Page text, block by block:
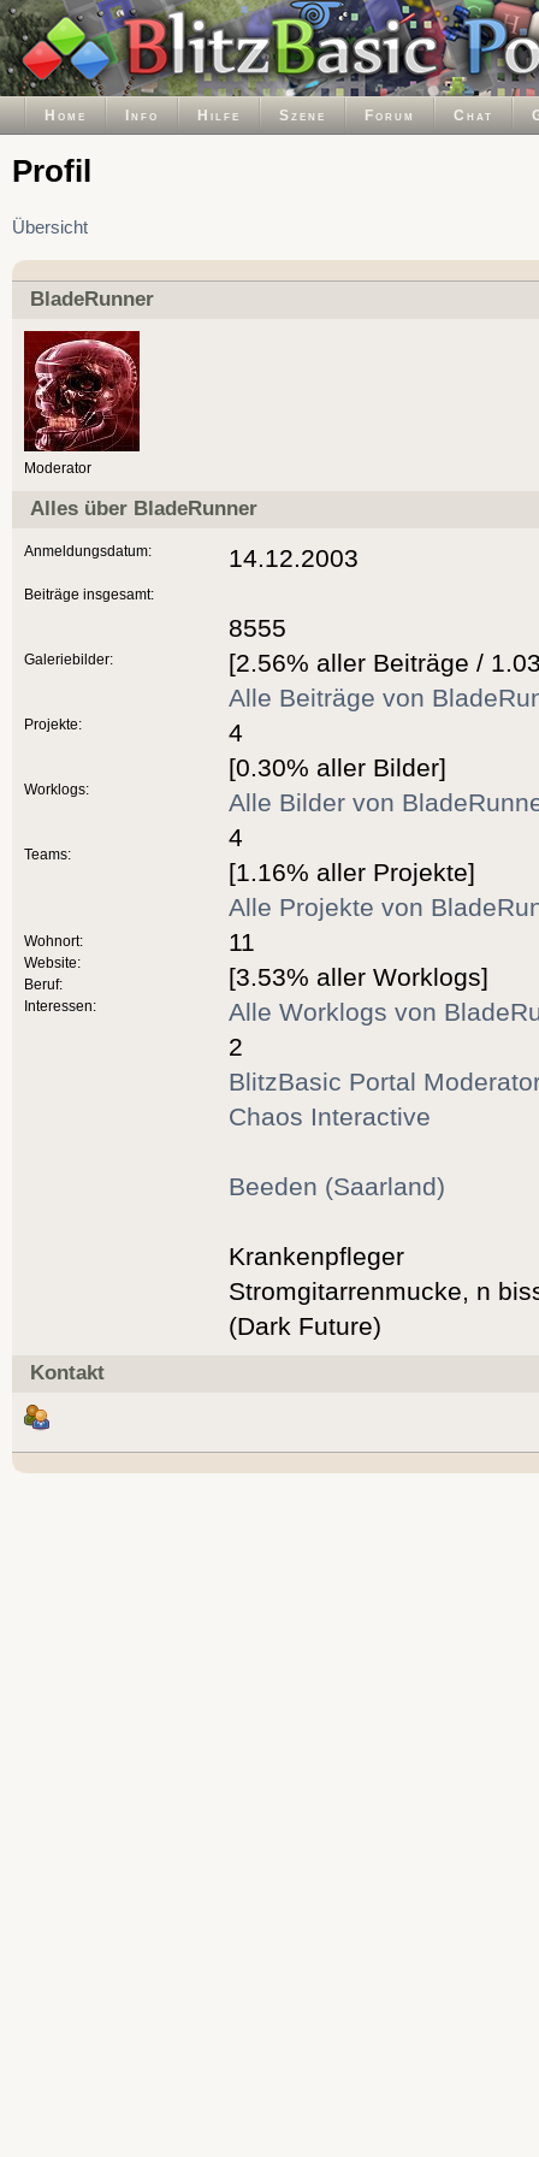
Home Info Hilfe Szene Forum Chat
Profil
Übersicht
BladeRunner
Moderator
Alles über BladeRunner
Anmeldungsdatum:
Beiträge insgesamt:
Galeriebilder:
Projekte:
Worklogs:
Teams:
Wohnort:
Website:
Beruf:
Interessen:
14.12.2003
8555
[2.56% aller Beiträge /
Alle Beiträge von
4
[0.30% aller Bilder]
Alle Bilder von
4
[1.16% aller Projekte]
Alle Projekte von
11
[3.53% aller Worklogs]
Alle Worklogs von
2
BlitzBasic Portal
Chaos Interactive
Beeden (Saarland)
Krankenpfleger
Stromgitarrenmucke, n
(Dark Future)
Kontakt